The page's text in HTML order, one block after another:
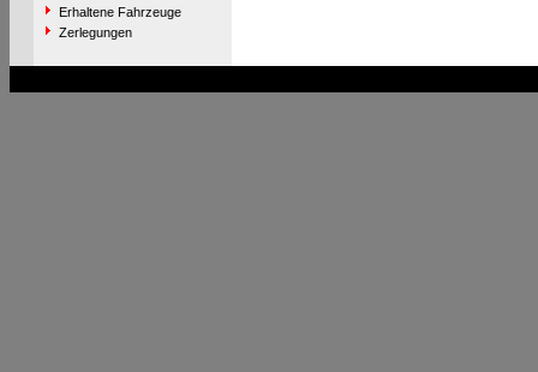
Erhaltene Fahrzeuge
Zerlegungen